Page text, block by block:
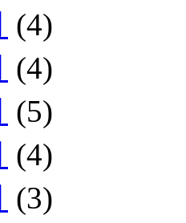
(4)
(4)
(5)
(4)
(3)